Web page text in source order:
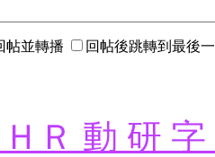
帖並轉播 回帖後跳轉到最後
ＨＲ 動 研